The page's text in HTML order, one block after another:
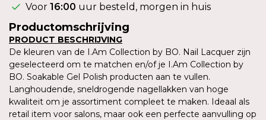
Voor 16:00 uur besteld, morgen in huis
Productomschrijving
PRODUCT BESCHRIJVING
De kleuren van de I.Am Collection by BO. Nail Lacquer zijn
geselecteerd om te matchen en/of je I.Am Collection by
BO. Soakable Gel Polish producten aan te vullen.
Langhoudende, sneldrogende nagellakken van hoge
kwaliteit om je assortiment compleet te maken. Ideaal als
retail item voor salons, maar ook een perfecte aanvulling op